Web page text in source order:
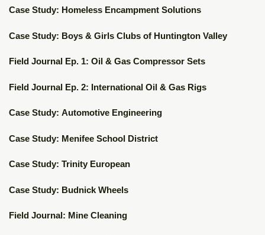
▶
Case Study: Homeless Encampment Solutions
▶
Case Study: Boys & Girls Clubs of Huntington Valley
▶
Field Journal Ep. 1: Oil & Gas Compressor Sets
▶
Field Journal Ep. 2: International Oil & Gas Rigs
▶
Case Study: Automotive Engineering
▶
Case Study: Menifee School District
▶
Case Study: Trinity European
▶
Case Study: Budnick Wheels
▶
Field Journal: Mine Cleaning